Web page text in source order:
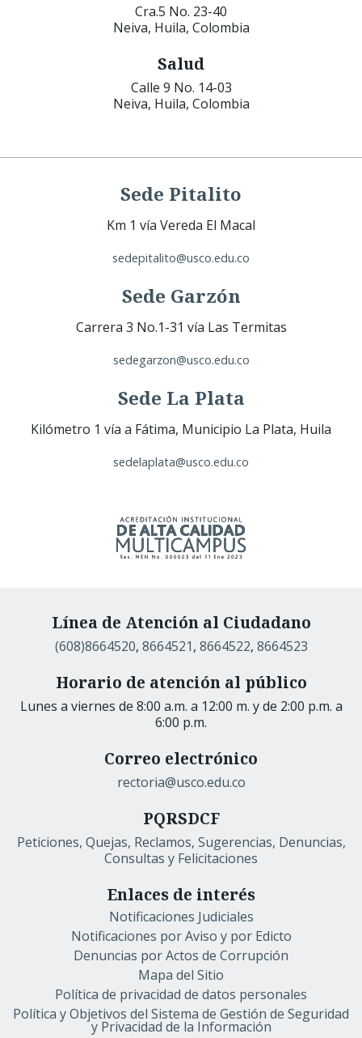
Cra.5 No. 23-40
Neiva, Huila, Colombia
Salud
Calle 9 No. 14-03
Neiva, Huila, Colombia
Sede Pitalito
Km 1 vía Vereda El Macal
sedepitalito@usco.edu.co
Sede Garzón
Carrera 3 No.1-31 vía Las Termitas
sedegarzon@usco.edu.co
Sede La Plata
Kilómetro 1 vía a Fátima, Municipio La Plata, Huila
sedelaplata@usco.edu.co
Línea de Atención al Ciudadano
(608)8664520, 8664521, 8664522, 8664523
Horario de atención al público
Lunes a viernes de 8:00 a.m. a 12:00 m. y de 2:00 p.m. a
6:00 p.m.
Correo electrónico
rectoria@usco.edu.co
PQRSDCF
Peticiones, Quejas, Reclamos, Sugerencias, Denuncias,
Consultas y Felicitaciones
Enlaces de interés
Notificaciones Judiciales
Notificaciones por Aviso y por Edicto
Denuncias por Actos de Corrupción
Mapa del Sitio
Política de privacidad de datos personales
Política y Objetivos del Sistema de Gestión de Seguridad
y Privacidad de la Información